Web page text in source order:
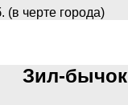
(в черте города)
Зил-бычок